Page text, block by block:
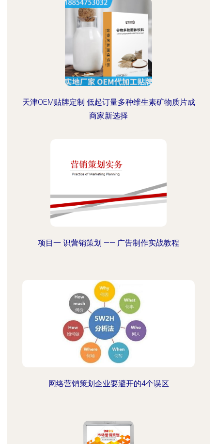
天津OEM贴牌定制 低起订量多种维生素矿物质片成
商家新选择
项目一 识营销策划 —— 广告制作实战教程
网络营销策划企业要避开的4个误区